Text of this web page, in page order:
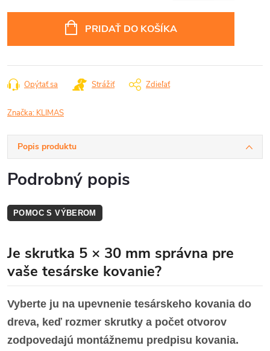
PRIDAŤ DO KOŠÍKA
Opýtať sa Strážiť Zdieľať
Značka: KLIMAS
Popis produktu
Podrobný popis
POMOC S VÝBEROM
Je skrutka 5 × 30 mm správna pre
vaše tesárske kovanie?
Vyberte ju na upevnenie tesárskeho kovania do
dreva, keď rozmer skrutky a počet otvorov
zodpovedajú montážnemu predpisu kovania.